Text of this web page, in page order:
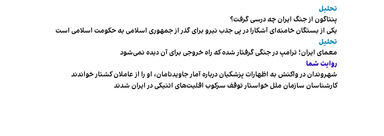
تحلیل
پنتاگون از جنگ ایران چه درسی گرفت؟
یکی از بستگان خامنه‌ای آشکارا در پی جذب نیرو برای گذر از جمهوری اسلامی به حکومت اسلامی است
تحلیل
معمای ایران؛ ترامپ در جنگی گرفتار شده که راه خروجی برای آن دیده نمی‌شود
روایت شما
شهروندان در واکنش به اظهارات پزشکیان درباره آمار جاویدنامان، او را از عاملان کشتار خواندند
کارشناسان سازمان ملل خواستار توقف سرکوب اقلیت‌های اتنیکی در ایران شدند